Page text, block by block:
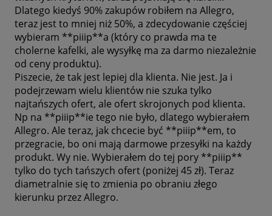
Dlatego kiedyś 90% zakupów robiłem na Allegro,
teraz jest to mniej niż 50%, a zdecydowanie częściej
wybieram **piiip**a (który co prawda ma te
cholerne kafelki, ale wysyłkę ma za darmo niezależnie
od ceny produktu).
Piszecie, że tak jest lepiej dla klienta. Nie jest. Ja i
podejrzewam wielu klientów nie szuka tylko
najtańszych ofert, ale ofert skrojonych pod klienta.
Np na **piiip**ie tego nie było, dlatego wybierałem
Allegro. Ale teraz, jak chcecie być **piiip**em, to
przegracie, bo oni mają darmowe przesyłki na każdy
produkt. Wy nie. Wybierałem do tej pory **piiip**
tylko do tych tańszych ofert (poniżej 45 zł). Teraz
diametralnie się to zmienia po obraniu złego
kierunku przez Allegro.